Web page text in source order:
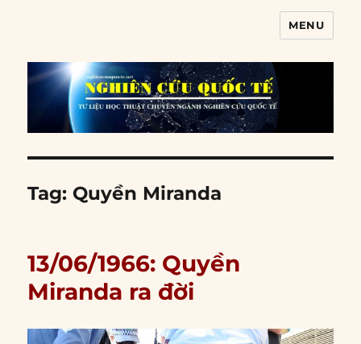
MENU
Tag: Quyền Miranda
13/06/1966: Quyền
Miranda ra đời